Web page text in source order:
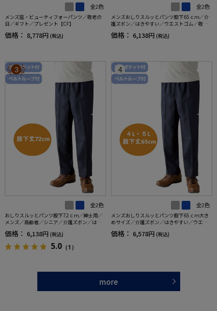
全2色
メンズ座・ビューティフォーパンツ／敬老の
日／ギフト／プレゼント【CF】
価格： 8,778円 (税込)
全2色
メンズおしりスルッとパンツ股下65ｃｍ／介
護ズボン／はきやすい／ウエストゴム／敬老
の日／ギフト／プレゼント【CF】
価格： 6,138円 (税込)
3
全2色
おしりスルッとパンツ股下72ｃｍ／紳士用／
メンズ／高齢者／シニア／介護ズボン／はき
やすい／ウエストゴム／敬老の日／ギフト／
プレゼント【CF】
価格： 6,138円 (税込)
5.0 （1）
4
全2色
メンズおしりスルッとパンツ股下65ｃｍ大き
めサイズ／介護ズボン／はきやすい／ウエス
トゴム／敬老の日／ギフト／プレゼント【C
F】
価格： 6,578円 (税込)
more